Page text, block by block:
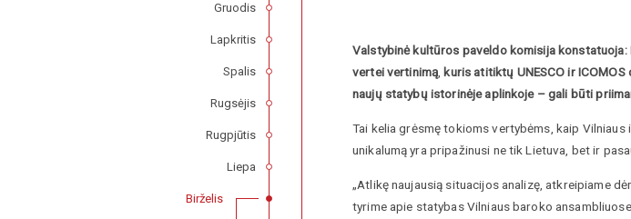
Valstybinė kultūros paveldo komisija
vertei vertinimą, kuris atitiktų UNESCO ir
naujų statybų istorinėje aplinkoje – gali būti
Tai kelia grėsmę tokioms vertybėms, kaip
unikalumą yra pripažinusi ne tik Lietuva, bet ir
„Atlikę naujausią situacijos analizę, atkreipiame
tyrime apie statybas Vilniaus baroko
Gruodis
Lapkritis
Spalis
Rugsėjis
Rugpjūtis
Liepa
Birželis